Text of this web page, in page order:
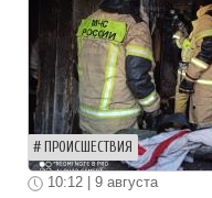
ПРОИСШЕСТВИЯ
10:12 | 9 августа